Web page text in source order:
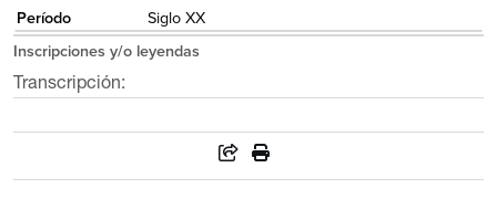
Período
Siglo XX
Inscripciones y/o leyendas
Transcripción: